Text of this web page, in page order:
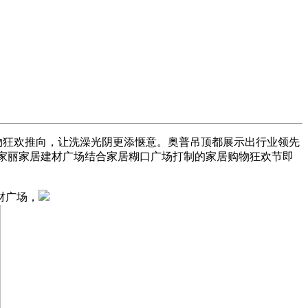
欢推向，让洗澡光阴更添惬意。奥普吊顶都展示出行业领先
家居建材广场结合家居糊口广场打制的家居购物狂欢节即
场，